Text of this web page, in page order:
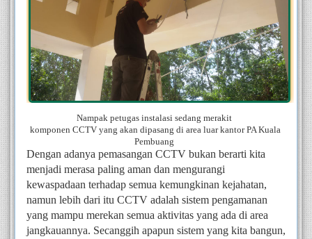
Nampak petugas instalasi sedang merakit
komponen CCTV yang akan dipasang di area luar kantor PA Kuala
Pembuang
Dengan adanya pemasangan CCTV bukan berarti kita
menjadi merasa paling aman dan mengurangi
kewaspadaan terhadap semua kemungkinan kejahatan,
namun lebih dari itu CCTV adalah sistem pengamanan
yang mampu merekan semua aktivitas yang ada di area
jangkauannya. Secanggih apapun sistem yang kita bangun,